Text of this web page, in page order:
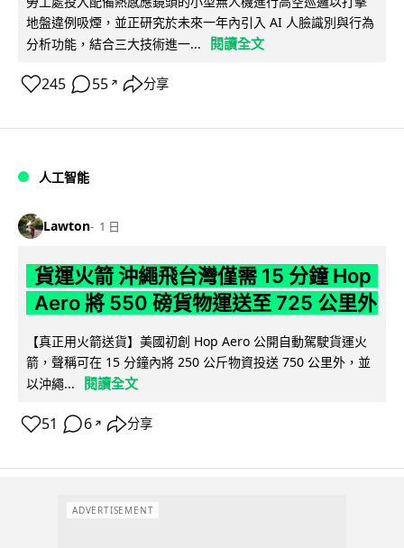
地盤違例吸煙，並正研究於未來一年內引入 AI 人臉識別與行為
分析功能，結合三大技術進一...
閱讀全文
245 55 ↗ 分享
人工智能
Lawton 1 日
貨運火箭 沖繩飛台灣僅需 15 分鐘 Hop
Aero 將 550 磅貨物運送至 725 公里外
【真正用火箭送貨】美國初創 Hop Aero 公開自動駕駛貨運火
箭，聲稱可在 15 分鐘內將 250 公斤物資投送 750 公里外，並
以沖繩...
閱讀全文
51 6 ↗ 分享
ADVERTISEMENT